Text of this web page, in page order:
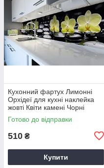
Кухонний фартух Лимонні
Орхідеї для кухні наклейка
жовті Квіти камені Чорні
60х200 см Happy Pocket
Z180552
Готово до відправки
510 ₴
Купити